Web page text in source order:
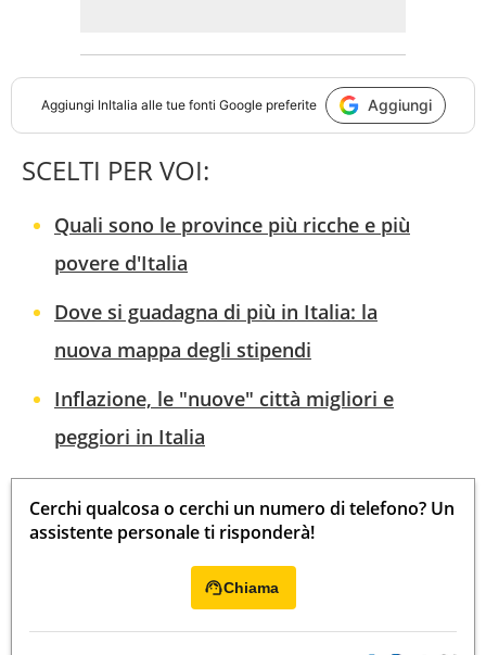
Aggiungi InItalia alle tue fonti Google preferite Aggiungi
SCELTI PER VOI:
Quali sono le province più ricche e più
povere d'Italia
Dove si guadagna di più in Italia: la
nuova mappa degli stipendi
Inflazione, le "nuove" città migliori e
peggiori in Italia
Cerchi qualcosa o cerchi un numero di telefono? Un
assistente personale ti risponderà!
Chiama